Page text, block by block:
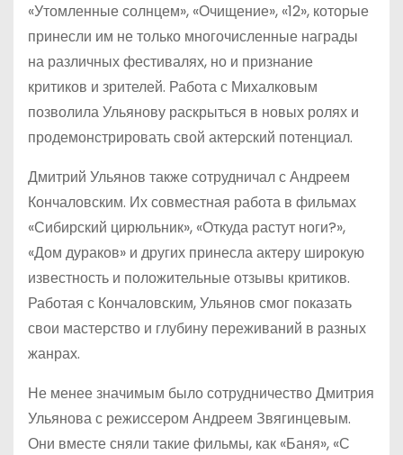
«Утомленные солнцем», «Очищение», «12», которые
принесли им не только многочисленные награды
на различных фестивалях, но и признание
критиков и зрителей. Работа с Михалковым
позволила Ульянову раскрыться в новых ролях и
продемонстрировать свой актерский потенциал.
Дмитрий Ульянов также сотрудничал с Андреем
Кончаловским. Их совместная работа в фильмах
«Сибирский цирюльник», «Откуда растут ноги?»,
«Дом дураков» и других принесла актеру широкую
известность и положительные отзывы критиков.
Работая с Кончаловским, Ульянов смог показать
свои мастерство и глубину переживаний в разных
жанрах.
Не менее значимым было сотрудничество Дмитрия
Ульянова с режиссером Андреем Звягинцевым.
Они вместе сняли такие фильмы, как «Баня», «С